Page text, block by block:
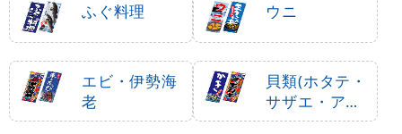
ふぐ料理 ウニ
エビ・伊勢海
老
貝類(ホタテ・
サザエ・アワ
ビ、カキ)